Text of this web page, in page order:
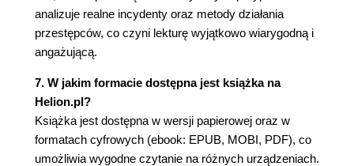
Zobaczyć nie znaczy uwierzyć
Ekran zbrodni
Rozdział 9. Więcej ekranów, więcej
problemów
Identyfikacja rozmówców
Zagubiony w przestrzeni: fałszerstwa
GPS
analizuje realne incydenty oraz metody działania
przestępców, co czyni lekturę wyjątkowo wiarygodną i
angażującą.
7. W jakim formacie dostępna jest książka na
Helion.pl?
Książka jest dostępna w wersji papierowej oraz w
formatach cyfrowych (ebook: EPUB, MOBI, PDF), co
umożliwia wygodne czytanie na różnych urządzeniach.